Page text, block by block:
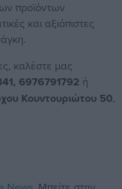
προϊόντων
και αξιόπιστες
καλέστε μας
6976791792 ή
Κουντουριώτου 50,